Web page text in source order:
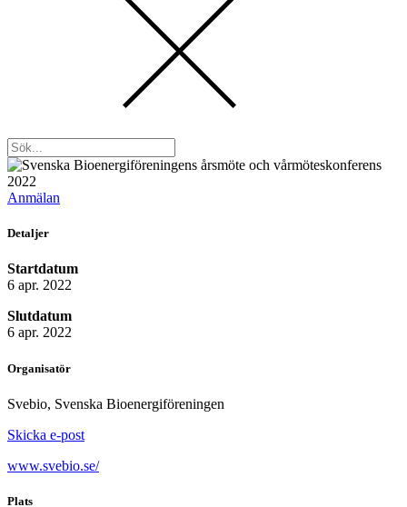
Anmälan
Detaljer
Startdatum
6 apr. 2022
Slutdatum
6 apr. 2022
Organisatör
Svebio, Svenska Bioenergiföreningen
Skicka e-post
www.svebio.se/
Plats